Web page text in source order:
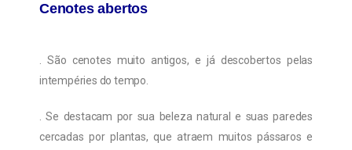
Cenotes abertos
. São cenotes muito antigos, e já descobertos pelas
intempéries do tempo.
. Se destacam por sua beleza natural e suas paredes
cercadas por plantas, que atraem muitos pássaros e